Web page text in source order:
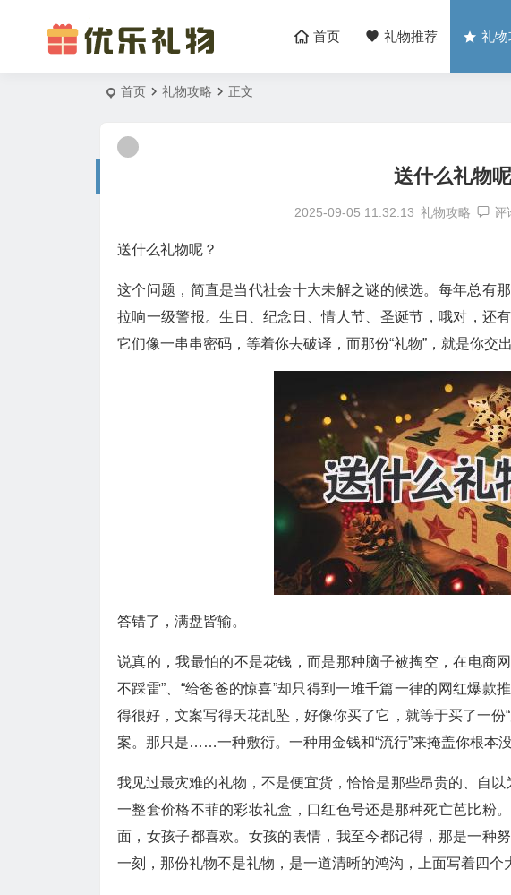
首页 礼物推荐 礼物
首页 礼物攻略 正文
送什么礼物
2025-09-05 11:32:13 礼物攻略 评
送什么礼物呢？
这个问题，简直是当代社会十大未解之谜的候选。每年总有
拉响一级警报。生日、纪念日、情人节、圣诞节，哦对，
它们像一串串密码，等着你去破译，而那份“礼物”，就是你交
答错了，满盘皆输。
说真的，我最怕的不是花钱，而是那种脑子被掏空，在电商
不踩雷”、“给爸爸的惊喜”却只得到一堆千篇一律的网红爆款
得很好，文案写得天花乱坠，好像你买了它，就等于买了一
案。那只是……一种敷衍。一种用金钱和“流行”来掩盖你根本
我见过最灾难的礼物，不是便宜货，恰恰是那些昂贵的、自以
一整套价格不菲的彩妆礼盒，口红色号还是那种死亡芭比粉
面，女孩子都喜欢。女孩的表情，我至今都记得，那是一种
一刻，那份礼物不是礼物，是一道清晰的鸿沟，上面写着四个